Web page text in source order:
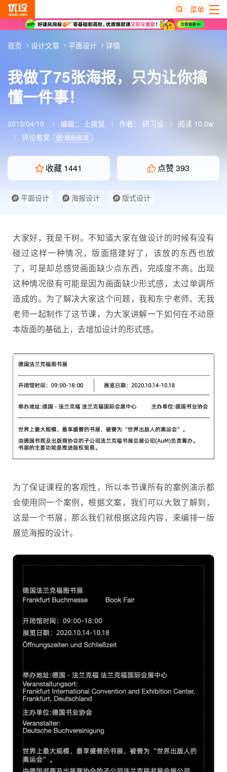
菜单
我做了75张海报，只为让你搞
懂一件事！
2013/04/19 编辑： 土拨鼠 作者： 研习设
阅读 10.0w
评论有奖
稍后阅读
收藏 1441 点赞393
平面设计 海报设计 版式设计
首页 设计文章 平面设计 详情
大家好，我是千树。不知道大家在做设计的时候有没有
碰过这样一种情况，版面搭建好了，该放的东西也放
了，可是却总感觉画面缺少点东西，完成度不高。出现
这种情况很有可能是因为画面缺少形式感，太过单调所
造成的。为了解决大家这个问题，我和东宁老师、无我
老师一起制作了这节课，为大家讲解一下如何在不动原
本版面的基础上，去增加设计的形式感。
为了保证课程的客观性，所以本节课所有的案例演示都
会使用同一个案例，根据文案，我们可以大致了解到，
这是一个书展，那么我们就根据这段内容，来编排一版
展览海报的设计。